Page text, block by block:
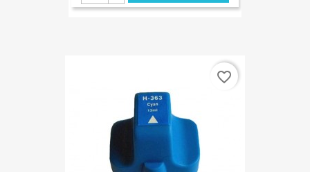
favorite_border